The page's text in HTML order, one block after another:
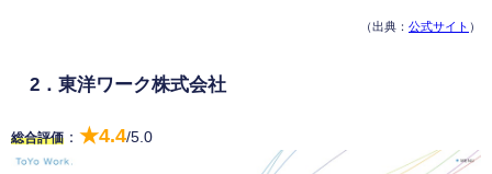
（出典： 公式サイト ）
2．東洋ワーク株式会社
総合評価 ： ★4.4/5.0